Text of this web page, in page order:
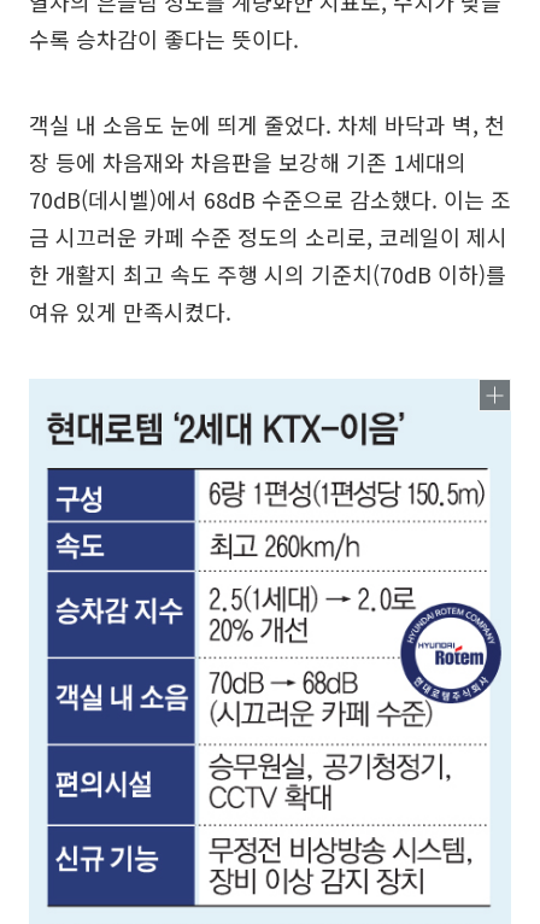
수록 승차감이 좋다는 뜻이다.
객실 내 소음도 눈에 띄게 줄었다. 차체 바닥과 벽, 천
장 등에 차음재와 차음판을 보강해 기존 1세대의
70dB(데시벨)에서 68dB 수준으로 감소했다. 이는 조
금 시끄러운 카페 수준 정도의 소리로, 코레일이 제시
한 개활지 최고 속도 주행 시의 기준치(70dB 이하)를
여유 있게 만족시켰다.